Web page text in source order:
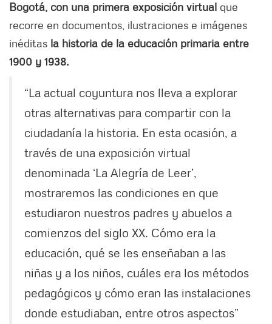
Bogotá, con una primera exposición virtual que
recorre en documentos, ilustraciones e imágenes
inéditas la historia de la educación primaria entre
1900 y 1938.
“La actual coyuntura nos lleva a explorar
otras alternativas para compartir con la
ciudadanía la historia. En esta ocasión, a
través de una exposición virtual
denominada ‘La Alegría de Leer’,
mostraremos las condiciones en que
estudiaron nuestros padres y abuelos a
comienzos del siglo XX. Cómo era la
educación, qué se les enseñaban a las
niñas y a los niños, cuáles era los métodos
pedagógicos y cómo eran las instalaciones
donde estudiaban, entre otros aspectos”